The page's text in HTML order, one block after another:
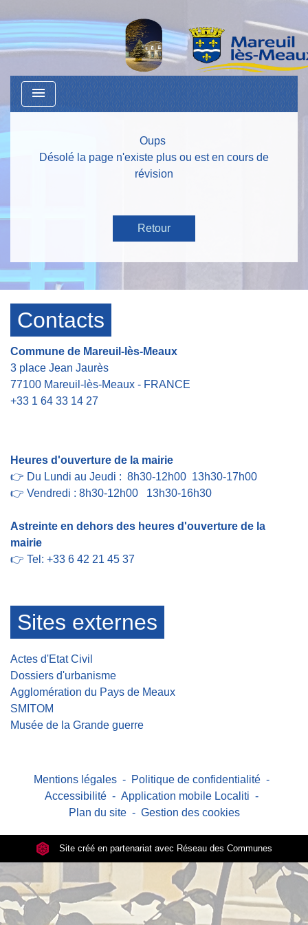
menu
Oups
Désolé la page n'existe plus ou est en cours de
révision
Retour
Contacts
Commune de Mareuil-lès-Meaux
3 place Jean Jaurès
77100 Mareuil-lès-Meaux - FRANCE
+33 1 64 33 14 27
Heures d'ouverture de la mairie
👉 Du Lundi au Jeudi : 8h30-12h00 13h30-17h00
👉 Vendredi : 8h30-12h00 13h30-16h30
Astreinte en dehors des heures d'ouverture de la
mairie
👉 Tel: +33 6 42 21 45 37
Sites externes
Actes d'Etat Civil
Dossiers d'urbanisme
Agglomération du Pays de Meaux
SMITOM
Musée de la Grande guerre
Mentions légales - Politique de confidentialité -
Accessibilité - Application mobile Localiti -
Plan du site - Gestion des cookies
Site créé en partenariat avec Réseau des Communes